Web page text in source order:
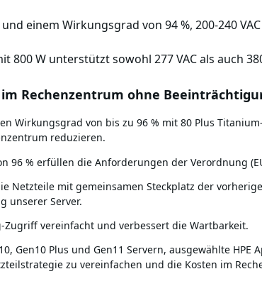
einem Wirkungsgrad von 94 %, 200-240
800 W unterstützt sowohl 277 VAC als auch
Rechenzentrum ohne
Wirkungsgrad von bis zu 96 % mit 80 Plus
reduzieren.
96 % erfüllen die Anforderungen der Verordnung
Netzteile mit gemeinsamen Steckplatz der
unserer Server.
Zugriff vereinfacht und verbessert die Wartbarkeit.
Gen10 Plus und Gen11 Servern, ausgewählte HPE
zu vereinfachen und die Kosten im